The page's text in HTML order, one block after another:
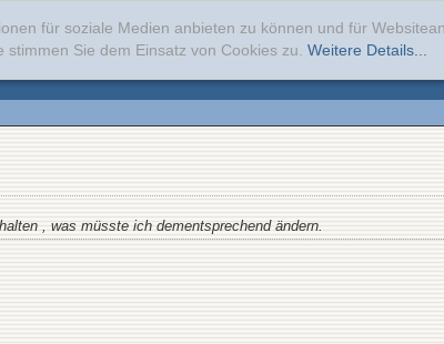
für soziale Medien anbieten zu können und für
Sie dem Einsatz von Cookies zu. Weitere Details...
, was müsste ich dementsprechend ändern.